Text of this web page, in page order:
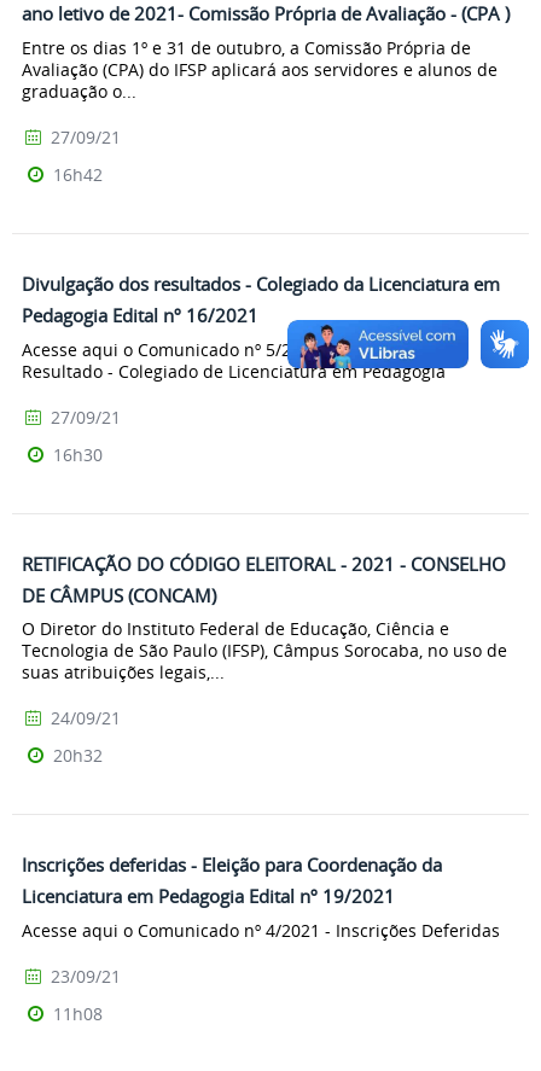
ano letivo de 2021- Comissão Própria de Avaliação - (CPA )
Entre os dias 1º e 31 de outubro, a Comissão Própria de
Avaliação (CPA) do IFSP aplicará aos servidores e alunos de
graduação o...
27/09/21
16h42
Divulgação dos resultados - Colegiado da Licenciatura em
Pedagogia Edital nº 16/2021
Acesse aqui o Comunicado nº 5/2021 - Divulgação do
Resultado - Colegiado de Licenciatura em Pedagogia
27/09/21
16h30
RETIFICAÇÃO DO CÓDIGO ELEITORAL - 2021 - CONSELHO
DE CÂMPUS (CONCAM)
O Diretor do Instituto Federal de Educação, Ciência e
Tecnologia de São Paulo (IFSP), Câmpus Sorocaba, no uso de
suas atribuições legais,...
24/09/21
20h32
Inscrições deferidas - Eleição para Coordenação da
Licenciatura em Pedagogia Edital nº 19/2021
Acesse aqui o Comunicado nº 4/2021 - Inscrições Deferidas
23/09/21
11h08